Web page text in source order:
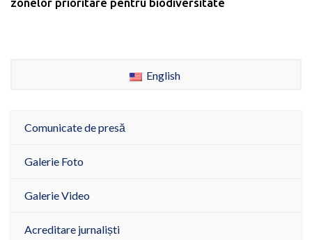
zonelor prioritare pentru biodiversitate
English
Comunicate de presă
Galerie Foto
Galerie Video
Acreditare jurnaliști